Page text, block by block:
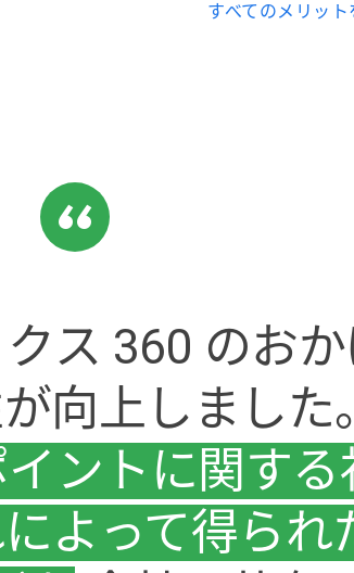
すべてのメリット
ス 360 のお
向上しました
ントに関する
よって得られ